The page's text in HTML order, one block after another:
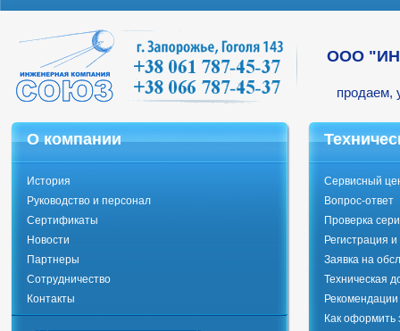
ООО
продаем,
О компании
История
Руководство и персонал
Сертификаты
Новости
Партнеры
Сотрудничество
Контакты
Сервисный
Вопрос-ответ
Проверка
Регистрация
Заявка на
Техническая
Как оформить